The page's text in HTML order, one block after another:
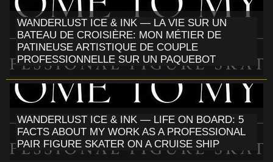
WANDERLUST ICE & INK — LA VIE SUR UN
BATEAU DE CROISIÈRE: MON MÉTIER DE
PATINEUSE ARTISTIQUE DE COUPLE
PROFESSIONNELLE SUR UN PAQUEBOT
WANDERLUST ICE & INK — LIFE ON BOARD: 5
FACTS ABOUT MY WORK AS A PROFESSIONAL
PAIR FIGURE SKATER ON A CRUISE SHIP